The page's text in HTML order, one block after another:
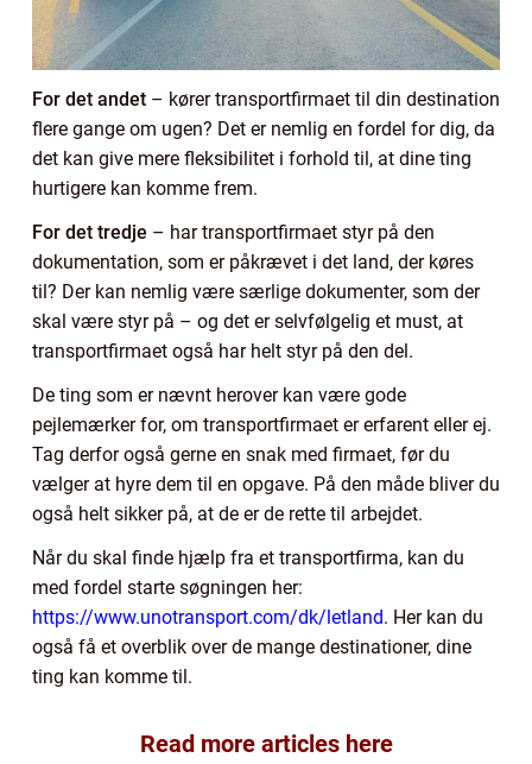
For det andet – kører transportfirmaet til din destination
flere gange om ugen? Det er nemlig en fordel for dig, da
det kan give mere fleksibilitet i forhold til, at dine ting
hurtigere kan komme frem.
For det tredje – har transportfirmaet styr på den
dokumentation, som er påkrævet i det land, der køres
til? Der kan nemlig være særlige dokumenter, som der
skal være styr på – og det er selvfølgelig et must, at
transportfirmaet også har helt styr på den del.
De ting som er nævnt herover kan være gode
pejlemærker for, om transportfirmaet er erfarent eller ej.
Tag derfor også gerne en snak med firmaet, før du
vælger at hyre dem til en opgave. På den måde bliver du
også helt sikker på, at de er de rette til arbejdet.
Når du skal finde hjælp fra et transportfirma, kan du
med fordel starte søgningen her:
https://www.unotransport.com/dk/letland. Her kan du
også få et overblik over de mange destinationer, dine
ting kan komme til.
Read more articles here